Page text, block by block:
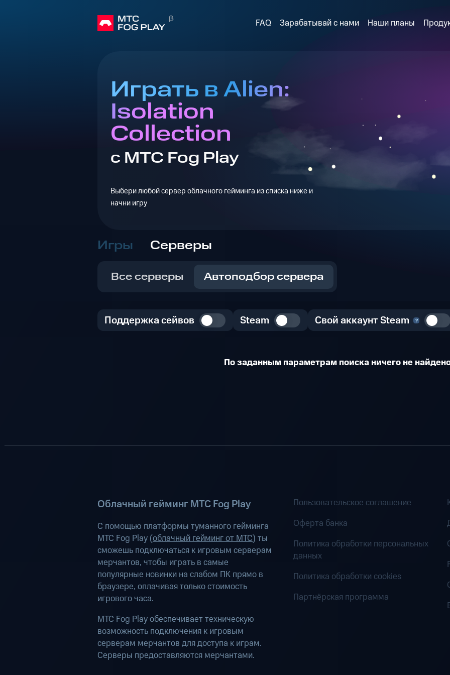
FAQ Зарабатывай с нами Наши планы
Играть в Alien:
Isolation
Collection
с МТС Fog Play
Выбери любой сервер облачного гейминга из списка ниже и
начни игру
Игры Серверы
Все серверы Автоподбор сервера
Поддержка сейвов Steam Свой аккаунт Steam
По заданным параметрам поиска ничего не
Облачный гейминг МТС Fog Play
С помощью платформы туманного гейминга
МТС Fog Play (облачный гейминг от МТС) ты
сможешь подключаться к игровым серверам
мерчантов, чтобы играть в самые
популярные новинки на слабом ПК прямо в
браузере, оплачивая только стоимость
игрового часа.
МТС Fog Play обеспечивает техническую
возможность подключения к игровым
серверам мерчантов для доступа к играм.
Серверы предоставляются мерчантами.
Пользовательское соглашение
Оферта банка
Политика обработки персональных
данных
Политика обработки cookies
Партнёрская программа